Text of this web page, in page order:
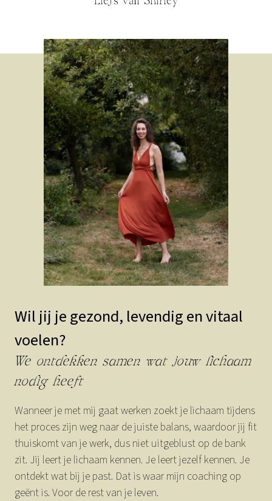
Wil jij je gezond, levendig en vitaal
voelen?
We ontdekken samen wat jouw lichaam
nodig heeft
Wanneer je met mij gaat werken zoekt je lichaam tijdens
het proces zijn weg naar de juiste balans, waardoor jij fit
thuiskomt van je werk, dus niet uitgeblust op de bank
zit. Jij leert je lichaam kennen. Je leert jezelf kennen. Je
ontdekt wat bij je past. Dat is waar mijn coaching op
geënt is. Voor de rest van je leven.